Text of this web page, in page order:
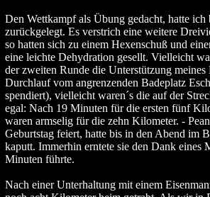
Den Wettkampf als Übung gedacht, hatte
zurückgelegt. Es verstrich eine weitere
so hatten sich zu einem Hexenschuß und
eine leichte Dehydration gesellt. Vielleicht
der zweiten Runde die Unterstützung
Durchlauf vom angrenzenden Badeplatz
spendiert), vielleicht waren´s die auf der
egal: Nach 19 Minuten für die ersten fünf
waren armselig für die zehn Kilometer. -
Geburtstag feiert, hatte bis in den Abend im
kaputt. Immerhin erntete sie den Dank eines
Minuten führte.
Nach einer Unterhaltung mit einem